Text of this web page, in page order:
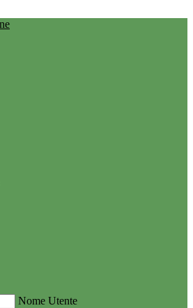
Nome Utente